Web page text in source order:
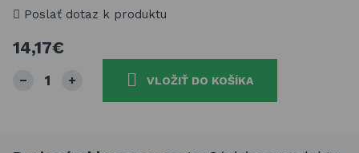
Poslať dotaz k produktu
14,17€
VLOŽIŤ DO KOŠÍKA